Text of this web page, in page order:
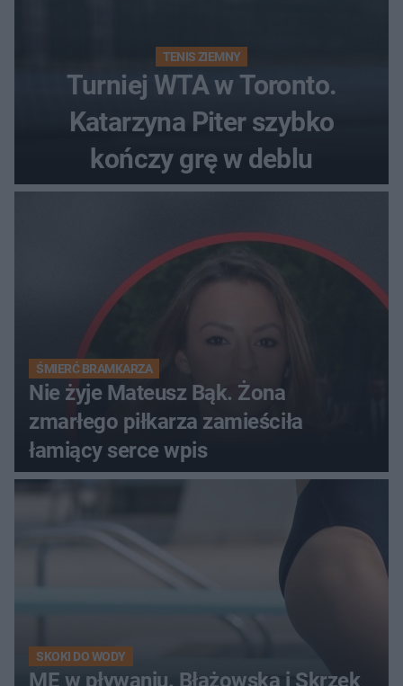
TENIS ZIEMNY
Turniej WTA w Toronto.
Katarzyna Piter szybko
kończy grę w deblu
ŚMIERĆ BRAMKARZA
Nie żyje Mateusz Bąk. Żona
zmarłego piłkarza zamieściła
łamiący serce wpis
SKOKI DO WODY
ME w pływaniu. Błażowska i Skrzek